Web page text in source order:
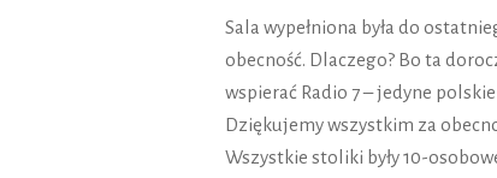
Sala wypełniona była do
obecność. Dlaczego? Bo ta
wspierać Radio 7 – jedyne
Dziękujemy wszystkim za
Wszystkie stoliki były 10-